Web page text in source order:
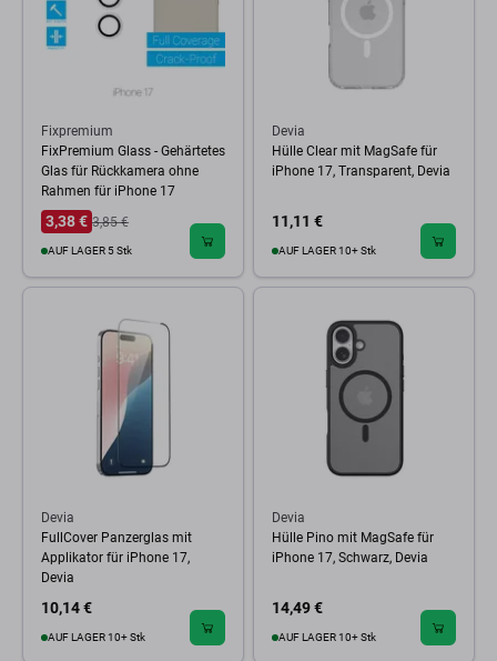
Fixpremium
FixPremium Glass - Gehärtetes
Glas für Rückkamera ohne
Rahmen für iPhone 17
3,38 € 3,85 €
AUF LAGER 5 Stk
Devia
Hülle Clear mit MagSafe für
iPhone 17, Transparent, Devia
11,11 €
AUF LAGER 10+ Stk
Devia
FullCover Panzerglas mit
Applikator für iPhone 17,
Devia
10,14 €
AUF LAGER 10+ Stk
Devia
Hülle Pino mit MagSafe für
iPhone 17, Schwarz, Devia
14,49 €
AUF LAGER 10+ Stk